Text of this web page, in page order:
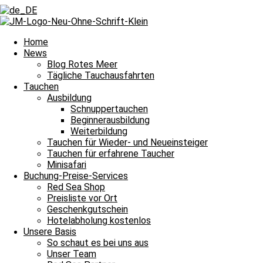
Home
News
Blog Rotes Meer
Tägliche Tauchausfahrten
Tauchen
Ausbildung
Schnuppertauchen
Beginnerausbildung
Weiterbildung
Tauchen für Wieder- und Neueinsteiger
Tauchen für erfahrene Taucher
Minisafari
Buchung-Preise-Services
Red Sea Shop
Preisliste vor Ort
Geschenkgutschein
Hotelabholung kostenlos
Unsere Basis
So schaut es bei uns aus
Unser Team
ZurückVoriger
NächsterJubilare hatten schöne Tauchgänge
Gut gelaunt zum Fische gucken und damit heißt es Leinen los für
Tauchguidesberichten an dieser Stelle jeden Tag von den
dem Meer und unter Wasser erlebt haben. Auch über die
Nachttauchgang – ihr könnt es mitverfolgen. Auch
Und das Beste? Unsere Berichte über die Tauchausfahrten unserer
lasst euch immer wieder aufs Neue verzaubern. Willkommen zu
Halbtagesfahrt
Tauchplatz 1: Carlson’s Corner